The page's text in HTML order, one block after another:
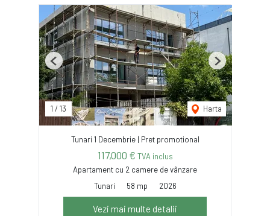
1 / 13 Harta
Previous Next
Tunari 1 Decembrie | Pret promotional
117,000 € TVA inclus
Apartament cu 2 camere de vânzare
Tunari
58 mp 2026
Vezi mai multe detalii